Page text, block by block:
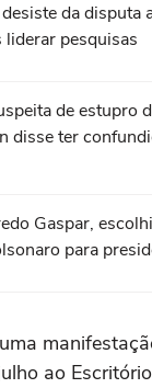
da disputa
liderar pesquisas
de estupro
disse ter
Gaspar,
para
ao